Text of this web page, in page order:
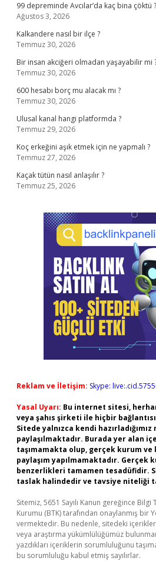
99 depreminde Avcılar’da kaç bina çöktü ?
Ağustos 3, 2026
Kalkandere nasıl bir ilçe ?
Temmuz 30, 2026
Bir insan akciğeri olmadan yaşayabilir mi
Temmuz 30, 2026
600 hesabı borç mu alacak mı ?
Temmuz 30, 2026
Ulusal kanal hangi platformda ?
Temmuz 29, 2026
Koç erkeğini aşık etmek için ne yapmalı ?
Temmuz 27, 2026
Kaçak tütün nasıl anlaşılır ?
Temmuz 25, 2026
Reklam ve İletişim: Skype:
Yasal Uyarı: Bu internet sitesi,
veya şahıs şirketi ile hiçbir
Sitede yalnızca kendi
paylaşılmaktadır. Burada yer alan
taşımamakta olup, gerçek kurum ve
paylaşım yapılmamaktadır. Gerçek
benzerlikleri tamamen tesadüfidir.
taslak halindedir ve tavsiye niteliği
Sitemiz, 5651 Sayılı Kanun gereğince
Kurumu (BTK) tarafından onaylanmış bir
vermektedir. Bu nedenle, sitedeki
veya araştırma yükümlülüğümüz
yazdıkları içeriklerin sorumluluğunu
bu sorumluluğu kabul etmiş sayılırlar.